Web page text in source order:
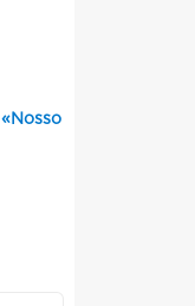
«Nosso